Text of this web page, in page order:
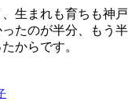
生まれも育ちも神戸
たのが半分、もう半
からです。